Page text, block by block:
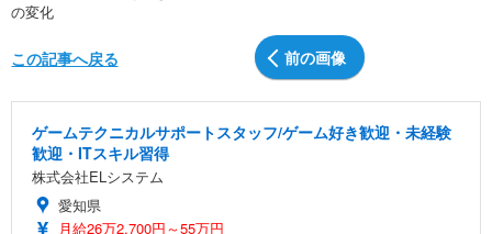
の変化
前の画像
この記事へ戻る
ゲームテクニカルサポートスタッフ/ゲーム好き歓迎・未経験
歓迎・ITスキル習得
株式会社ELシステム
愛知県
月給26万2,700円～55万円